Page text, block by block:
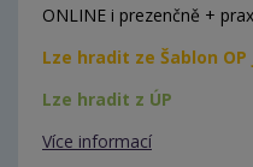
ONLINE i prezenčně +
Lze hradit ze Šablon OP
Lze hradit z ÚP
Více informací